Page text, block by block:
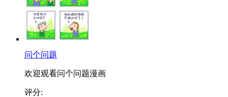
问个问题
欢迎观看问个问题漫画
评分: